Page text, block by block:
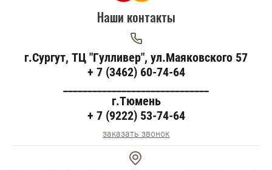
Наши контакты
г.Сургут, ТЦ "Гулливер", ул.Маяковского 57
+ 7 (3462) 60-74-64
г.Тюмень
+ 7 (9222) 53-74-64
заказать звонок